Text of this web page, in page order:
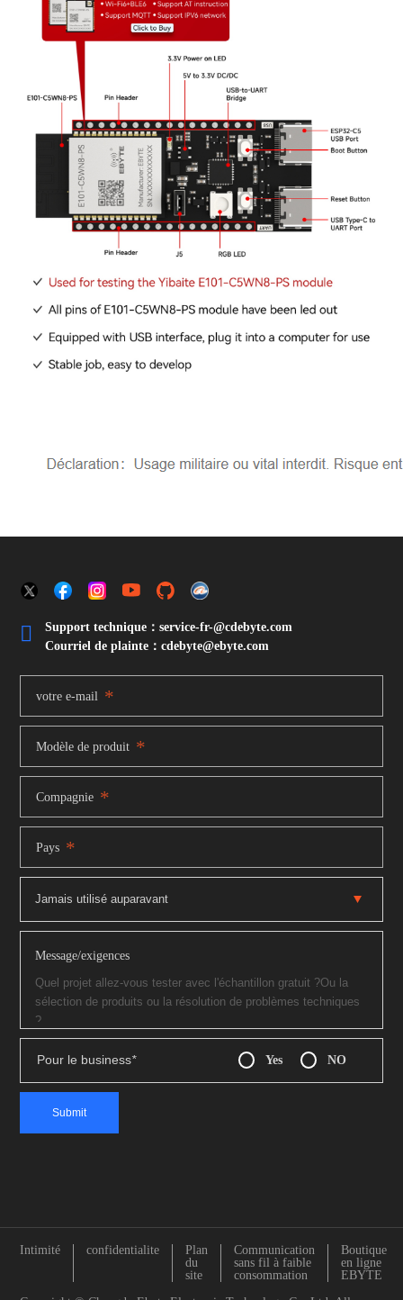

Support technique：service-fr-@cdebyte.com
Courriel de plainte：cdebyte@ebyte.com
votre e-mail *
Modèle de produit *
Compagnie *
Pays *
Message/exigences
Pour le business* Yes NO
Intimité confidentialite
Plan
du
site
Communication
sans fil à faible
consommation
Boutique
en ligne
EBYTE